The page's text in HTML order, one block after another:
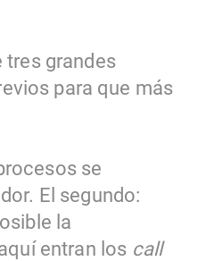
tres grandes
para que más
se
El segundo:
la
entran los call